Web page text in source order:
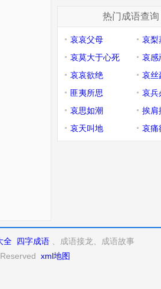
热门成语查询
哀哀父母
哀梨
哀莫大于心死
哀感
哀哀欲绝
哀丝
匪夷所思
哀兵
哀思如潮
挨肩
哀天叫地
哀痛
全 四字成语
、成语接龙、成语故事
xml地图